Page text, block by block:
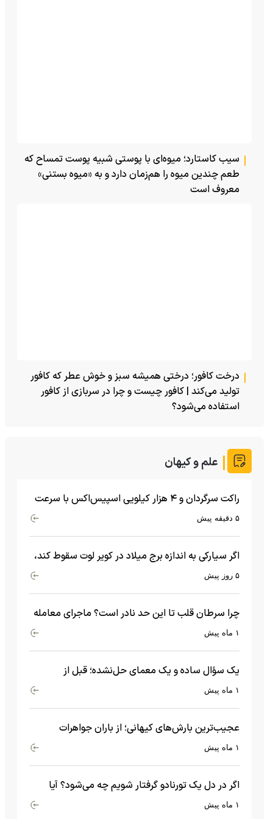
سیب کاستارد؛ میوه‌ای با پوستی شبیه پوست تمساح که
طعم چندین میوه را هم‌زمان دارد و به «میوه بستنی»
معروف است
درخت کافور؛ درختی همیشه سبز و خوش عطر که کافور
تولید می‌کند | کافور چیست و چرا در سربازی از کافور
استفاده می‌شود؟
علم و کیهان
راکت سرگردان و ۴ هزار کیلویی اسپیس‌اکس با سرعت
هشت هزار و ۶۹۰ کیلومتر در ساعت به ماه برخورد کرد
۵ دقیقه پیش
اگر سیارکی به اندازه برج میلاد در کویر لوت سقوط کند،
چه اتفاقی می‌افتد؟
۵ روز پیش
چرا سرطان قلب تا این حد نادر است؟ ماجرای معامله
عجیبی که در بدن اتفاق می‌افتد!۱ ماه پیش
یک سؤال ساده و یک معمای حل‌نشده؛ قبل از
بیگ‌بنگ و آغاز جهان چه چیزی وجود داشت؟۱ ماه پیش
عجیب‌ترین بارش‌های کیهانی؛ از باران جواهرات
گران‌قیمت تا بارش آهن و شیشه۱ ماه پیش
اگر در دل یک تورنادو گرفتار شویم چه می‌شود؟ آیا
امکان زنده ماندن وجود دارد؟۱ ماه پیش